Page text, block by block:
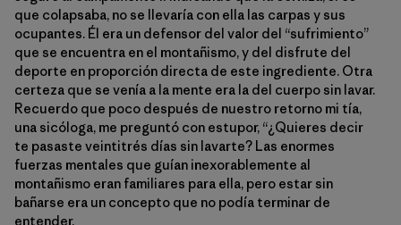
que colapsaba, no se llevaría con ella las carpas y sus
ocupantes. Él era un defensor del valor del “sufrimiento”
que se encuentra en el montañismo, y del disfrute del
deporte en proporción directa de este ingrediente. Otra
certeza que se venía a la mente era la del cuerpo sin lavar.
Recuerdo que poco después de nuestro retorno mi tía,
una sicóloga, me preguntó con estupor, “¿Quieres decir
te pasaste veintitrés días sin lavarte? Las enormes
fuerzas mentales que guían inexorablemente al
montañismo eran familiares para ella, pero estar sin
bañarse era un concepto que no podía terminar de
entender.